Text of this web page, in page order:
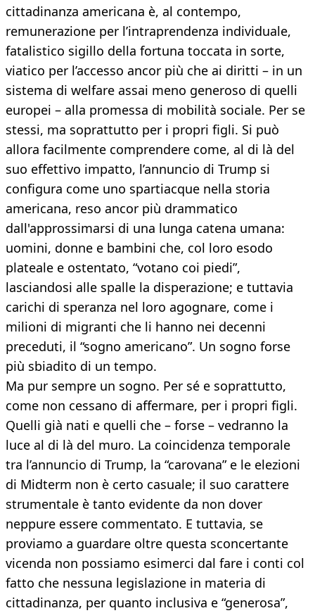
cittadinanza americana è, al contempo,
remunerazione per l’intraprendenza individuale,
fatalistico sigillo della fortuna toccata in sorte,
viatico per l’accesso ancor più che ai diritti – in un
sistema di welfare assai meno generoso di quelli
europei – alla promessa di mobilità sociale. Per se
stessi, ma soprattutto per i propri figli. Si può
allora facilmente comprendere come, al di là del
suo effettivo impatto, l’annuncio di Trump si
configura come uno spartiacque nella storia
americana, reso ancor più drammatico
dall'approssimarsi di una lunga catena umana:
uomini, donne e bambini che, col loro esodo
plateale e ostentato, “votano coi piedi”,
lasciandosi alle spalle la disperazione; e tuttavia
carichi di speranza nel loro agognare, come i
milioni di migranti che li hanno nei decenni
preceduti, il “sogno americano”. Un sogno forse
più sbiadito di un tempo.
Ma pur sempre un sogno. Per sé e soprattutto,
come non cessano di affermare, per i propri figli.
Quelli già nati e quelli che – forse – vedranno la
luce al di là del muro. La coincidenza temporale
tra l’annuncio di Trump, la “carovana” e le elezioni
di Midterm non è certo casuale; il suo carattere
strumentale è tanto evidente da non dover
neppure essere commentato. E tuttavia, se
proviamo a guardare oltre questa sconcertante
vicenda non possiamo esimerci dal fare i conti col
fatto che nessuna legislazione in materia di
cittadinanza, per quanto inclusiva e “generosa”,